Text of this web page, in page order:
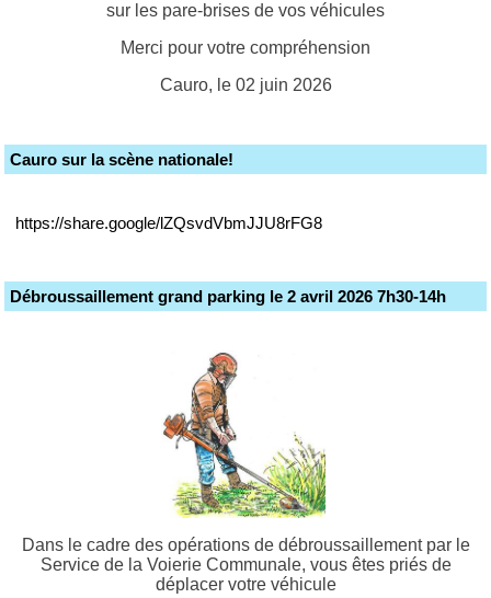
sur les pare-brises de vos véhicules
Merci pour votre compréhension
Cauro, le 02 juin 2026
Cauro sur la scène nationale!
https://share.google/lZQsvdVbmJJU8rFG8
Débroussaillement grand parking le 2 avril 2026 7h30-14h
Dans le cadre des opérations de débroussaillement par le
Service de la Voierie Communale, vous êtes priés de
déplacer votre véhicule